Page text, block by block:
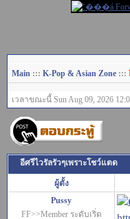
Main ::: K-Pop & Asian Zone :::
เวลาขณะนี้ Sun Aug 09, 2026
อีศรีไวรัลรัวๆเพราะโชว์แตด
ผู้ตั้ง
Pussy
FF>>Member ระดับเริ่ด